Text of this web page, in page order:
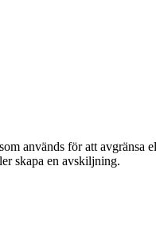
används för att avgränsa
skapa en avskiljning.